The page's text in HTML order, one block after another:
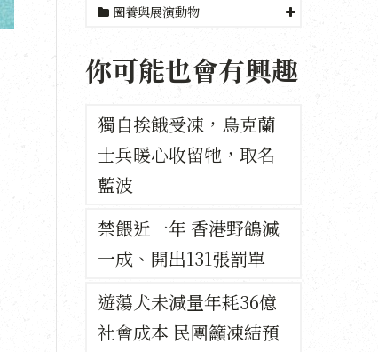
圈養與展演動物
你可能也會有興趣
獨自挨餓受凍，烏克蘭
士兵暖心收留牠，取名
藍波
禁餵近一年 香港野鴿減
一成、開出131張罰單
遊蕩犬未減量年耗36億
社會成本 民團籲凍結預